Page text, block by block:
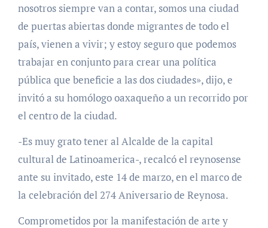
nosotros siempre van a contar, somos una ciudad
de puertas abiertas donde migrantes de todo el
país, vienen a vivir; y estoy seguro que podemos
trabajar en conjunto para crear una política
pública que beneficie a las dos ciudades», dijo, e
invitó a su homólogo oaxaqueño a un recorrido por
el centro de la ciudad.
-Es muy grato tener al Alcalde de la capital
cultural de Latinoamerica-, recalcó el reynosense
ante su invitado, este 14 de marzo, en el marco de
la celebración del 274 Aniversario de Reynosa.
Comprometidos por la manifestación de arte y